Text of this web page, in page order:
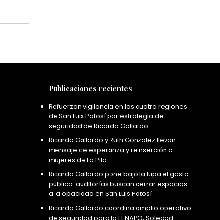
Publicaciones recientes
Refuerzan vigilancia en las cuatro regiones
de San Luis Potosí por estrategia de
seguridad de Ricardo Gallardo
Ricardo Gallardo y Ruth González llevan
mensaje de esperanza y reinserción a
mujeres de La Pila
Ricardo Gallardo pone bajo la lupa el gasto
público: auditorías buscan cerrar espacios
a la opacidad en San Luis Potosí
Ricardo Gallardo coordina amplio operativo
de seguridad para la FENAPO; Soledad